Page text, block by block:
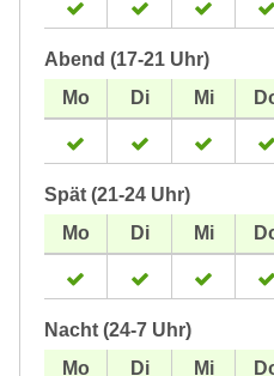
Abend (17-21 Uhr)
Spät (21-24 Uhr)
Nacht (24-7 Uhr)